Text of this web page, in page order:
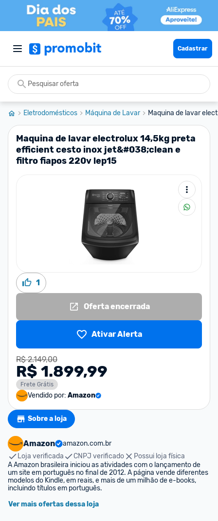
Cadastrar
Eletrodomésticos Máquina de Lavar Maquina de lavar
Maquina de lavar electrolux 14,5kg preta
efficient cesto inox jet&#038;clean e
filtro fiapos 220v lep15
1
Oferta encerrada
Ativar Alerta
R$ 2.149,00
R$ 1.899,99
Frete Grátis
Vendido por: Amazon
Sobre a loja
Amazon
amazon.com.br
Loja verificada
CNPJ verificado
Possui loja física
A Amazon brasileira iniciou as atividades com o lançamento de
um site em português no final de 2012. A página vende diferentes
modelos do Kindle, em reais, e mais de um milhão de e-books,
incluindo títulos em português.
Ver mais ofertas dessa loja